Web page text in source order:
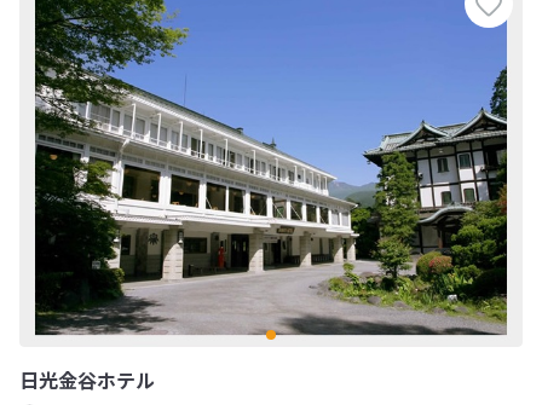
日光金谷ホテル